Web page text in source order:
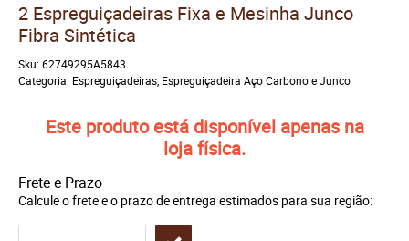
2 Espreguiçadeiras Fixa e Mesinha Junco
Fibra Sintética
Sku: 62749295A5843
Categoria: Espreguiçadeiras Espreguiçadeira Aço Carbono e Junco
Este produto está disponível apenas na
loja física.
Frete e Prazo
Calcule o frete e o prazo de entrega estimados para sua região: